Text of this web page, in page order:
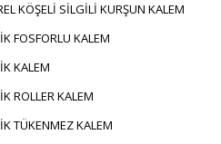
KÖŞELİ SİLGİLİ KURŞUN KALEM
FOSFORLU KALEM
KALEM
ROLLER KALEM
TÜKENMEZ KALEM